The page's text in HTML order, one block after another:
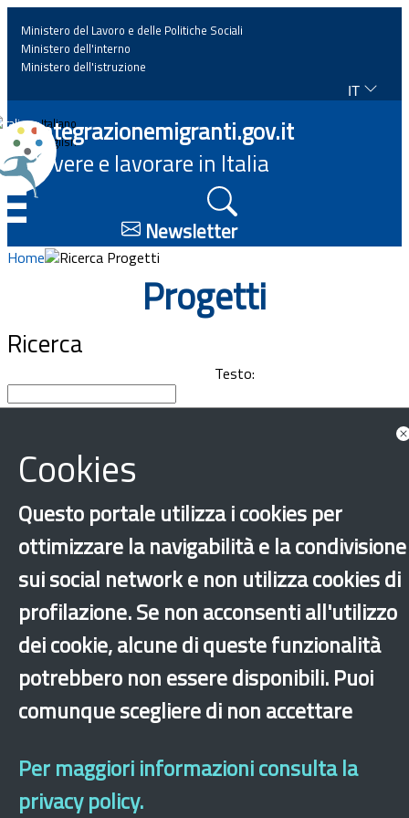
Home
News
Approfondimenti
Progetti
Bandi
Guide
Ministero del Lavoro e delle Politiche Sociali
Ministero dell'interno
Ministero dell'istruzione
IT
Italiano
English
Integrazionemigranti.gov.it
Vivere e lavorare in Italia
Newsletter
Home Ricerca Progetti
Progetti
Ricerca
Testo:
›×
Cookies
Questo portale utilizza i cookies per
ottimizzare la navigabilità e la condivisione
sui social network e non utilizza cookies di
profilazione. Se non acconsenti all'utilizzo
dei cookie, alcune di queste funzionalità
potrebbero non essere disponibili. Puoi
comunque scegliere di non accettare
Per maggiori informazioni consulta la
privacy policy.
Dichiarazione di accessibilità